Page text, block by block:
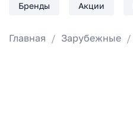
Бренды Акции
Главная Зарубежные